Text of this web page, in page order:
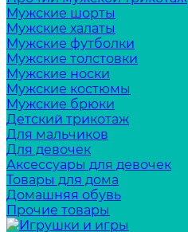
Мужские шорты
Мужские халаты
Мужские футболки
Мужские толстовки
Мужские носки
Мужские костюмы
Мужские брюки
Детский трикотаж
Для мальчиков
Для девочек
Аксессуары для девочек
Товары для дома
Домашняя обувь
Прочие товары